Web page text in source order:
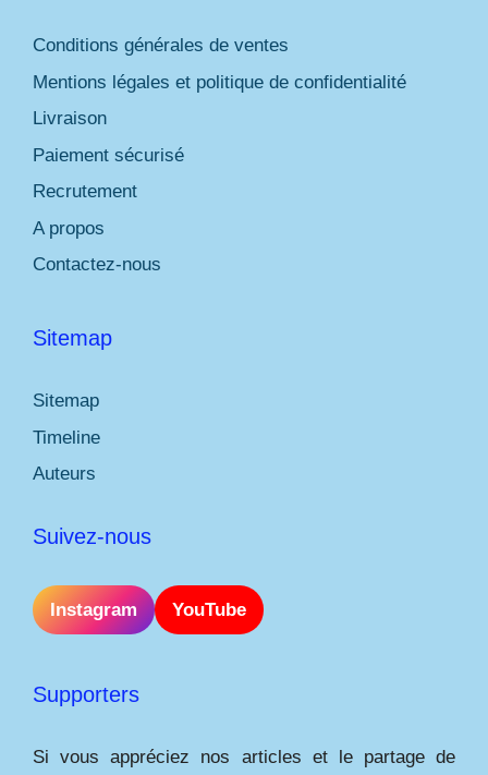
Conditions générales de ventes
Mentions légales et politique de confidentialité
Livraison
Paiement sécurisé
Recrutement
A propos
Contactez-nous
Sitemap
Sitemap
Timeline
Auteurs
Suivez-nous
Instagram YouTube
Supporters
Si vous appréciez nos articles et le partage de